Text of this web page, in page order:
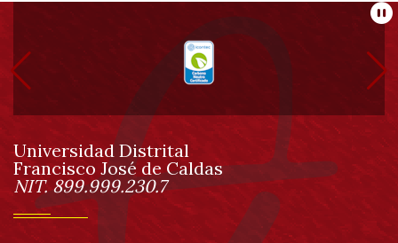
Información
pie
de
página
Información
Universidad Distrital
Francisco José de Caldas
NIT. 899.999.230.7